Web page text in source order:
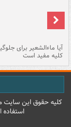
آیا ماءالشعیر برای
کلیه مفید است
کليه حقوق اين سايت
استفاده